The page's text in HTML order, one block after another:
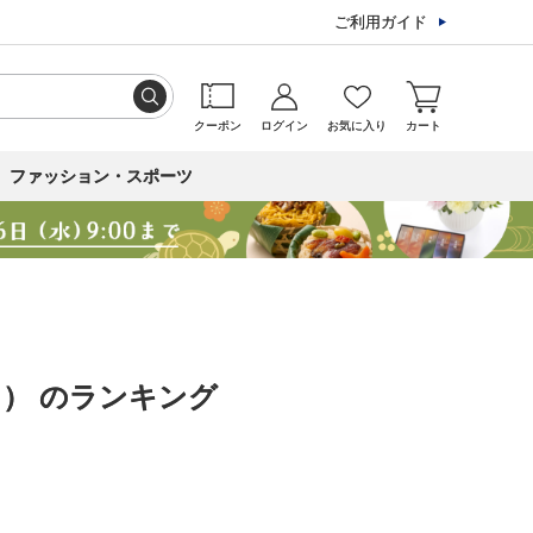
ご利用ガイド
クーポン ログイン お気に入り カート
ファッション・スポーツ
のランキング